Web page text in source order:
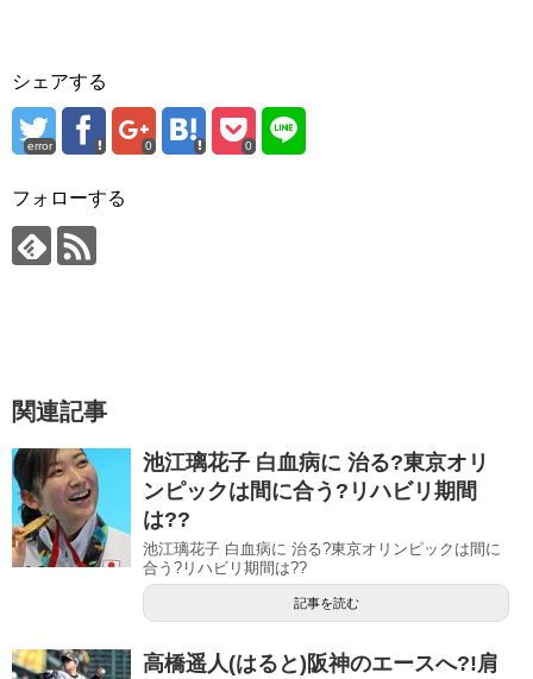
シェアする
error 0 0
フォローする
関連記事
池江璃花子 白血病に 治る?東京オリ
ンピックは間に合う?リハビリ期間
は??
池江璃花子 白血病に 治る?東京オリンピックは間に
合う?リハビリ期間は??
記事を読む
高橋遥人(はると)阪神のエースへ?!肩